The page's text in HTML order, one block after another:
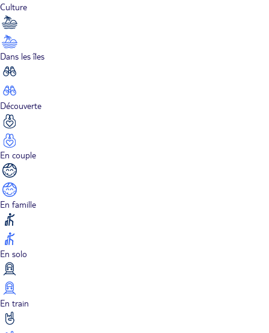
Culture
Dans les îles
Découverte
En couple
En famille
En solo
En train